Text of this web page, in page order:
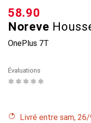
Noreve
OnePlus 7T
CHF
58.90
Évaluations
Livré entre sam,